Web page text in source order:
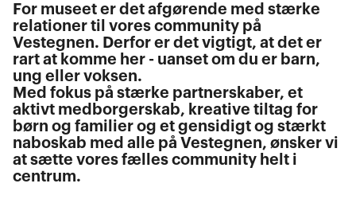
For museet er det afgørende med stærke
relationer til vores community på
Vestegnen. Derfor er det vigtigt, at det er
rart at komme her - uanset om du er barn,
ung eller voksen.
Med fokus på stærke partnerskaber, et
aktivt medborgerskab, kreative tiltag for
børn og familier og et gensidigt og stærkt
naboskab med alle på Vestegnen, ønsker vi
at sætte vores fælles community helt i
centrum.